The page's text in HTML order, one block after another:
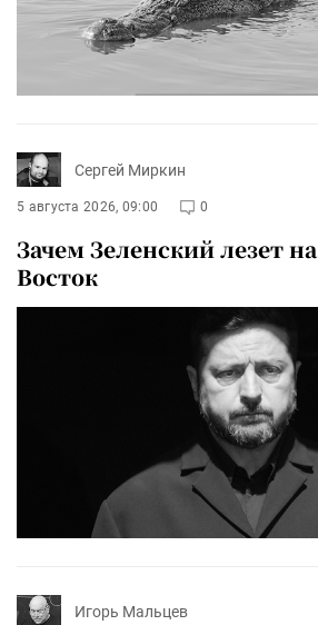
Сергей Миркин
5 августа 2026, 09:00 0
Зачем Зеленский лезет
Восток
Игорь Мальцев